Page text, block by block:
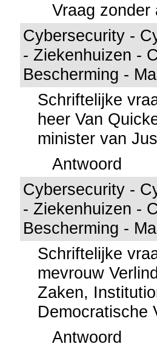
Vraag zonder
Cybersecurity -
- Ziekenhuizen -
Bescherming -
Schriftelijke
heer Van
minister van
Antwoord
Cybersecurity -
- Ziekenhuizen -
Bescherming -
Schriftelijke
mevrouw
Zaken,
Democratische
Antwoord